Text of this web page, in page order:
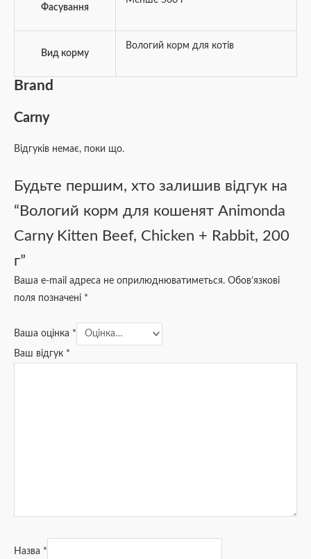
Фасування
Вид корму
Вологий корм для котів
Brand
Carny
Відгуків немає, поки що.
Будьте першим, хто залишив відгук на
“Вологий корм для кошенят Animonda
Carny Kitten Beef, Chicken + Rabbit, 200
г”
Ваша e-mail адреса не оприлюднюватиметься. Обов’язкові
поля позначені *
Ваша оцінка *
Ваш відгук *
Назва *